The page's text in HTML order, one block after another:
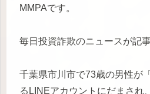
MMPAです。
毎日投資詐欺のニュースが記
千葉県市川市で73歳の男性が
るLINEアカウントにだまされ